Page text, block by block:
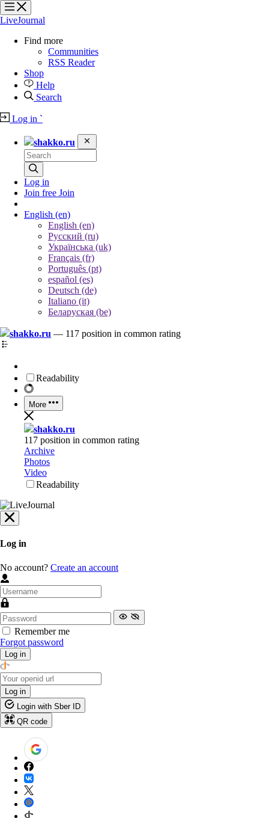
?
?
?
?
LiveJournal
Find more
Communities
RSS Reader
Shop
Help
Search
Log in `
shakko.ru
Log in
Join free Join
English (en)
English (en)
Русский (ru)
Українська (uk)
Français (fr)
Português (pt)
español (es)
Deutsch (de)
Italiano (it)
Беларуская (be)
shakko.ru — 117 position in common rating
Readability
More
shakko.ru
117 position in common rating
Archive
Photos
Video
Readability
Log in
No account? Create an account
Remember me
Forgot password
Log in
Log in
Login with Sber ID
QR code